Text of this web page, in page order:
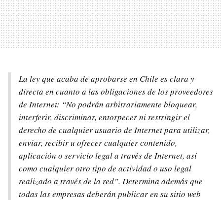
La ley que acaba de aprobarse en Chile es clara y
directa en cuanto a las obligaciones de los proveedores
de Internet: “No podrán arbitrariamente bloquear,
interferir, discriminar, entorpecer ni restringir el
derecho de cualquier usuario de Internet para utilizar,
enviar, recibir u ofrecer cualquier contenido,
aplicación o servicio legal a través de Internet, así
como cualquier otro tipo de actividad o uso legal
realizado a través de la red”. Determina además que
todas las empresas deberán publicar en su sitio web